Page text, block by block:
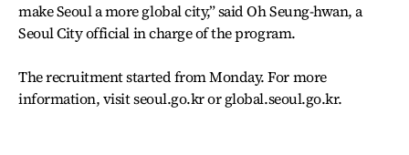
make Seoul a more global city,” said Oh Seung-hwan, a
Seoul City official in charge of the program.
The recruitment started from Monday. For more
information, visit seoul.go.kr or global.seoul.go.kr.